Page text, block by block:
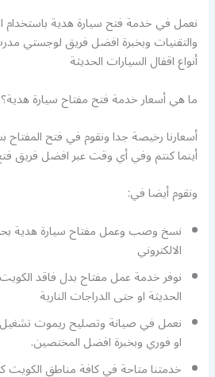
نعمل في خدمة فتح سيارة هدية باستخدام
والتقنيات وبخبرة افضل فريق لوجستي
أنواع اقفال السيارات الحديثة
ما هي أسعار خدمة فتح مفتاح سيارة هدية؟
أسعارنا رخيصة جدا ونقوم في فتح المفتاح
أينما كنتم وفي أي وقت عبر افضل فريق
ونقوم أيضا في:
نسخ وصب وعمل مفتاح سيارة هدية
الالكتروني
نوفر خدمة عمل مفتاح بدل فاقد الكويت
الحديثة او حتى الدراجات النارية
نعمل في صيانة وتصليح ريموت
او فوري وبخبرة افضل المختصين.
خدمتنا متاحة في كافة مناطق الكويت